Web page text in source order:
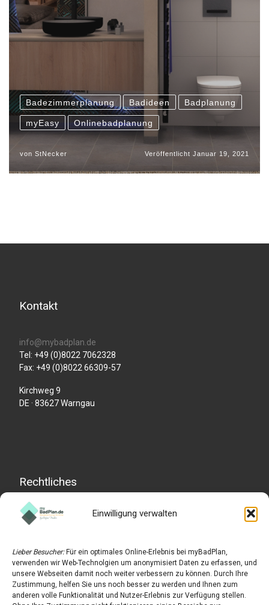
Einwilligung verwalten
Lieber Besucher:Für ein optimales Online-Erlebnis bei myBadPlan,
verwenden wir Web-Technolgien um anonymisiert Daten zu erfassen, und
unsere Webseiten damit noch weiter verbessern zu können. Durch Ihre
Zustimmung, helfen Sie uns noch besser zu werden und Ihnen zum
anderen volle Funktionalität und Nutzer-Erlebnis zur Verfügung stellen.
Badezimmerplanung Badideen Badplanung
myEasy Onlinebadplanung
von StNecker VeröffentlichtJanuar 19, 2021
Kontakt
info@mybadplan.de
Tel: +49 (0)8022 7062328
Fax: +49 (0)8022 66309-57
Kirchweg 9
DE · 83627 Warngau
Rechtliches
Impressum
Widerrufserklärung
AGB
Cookie-Richtlinie (EU)